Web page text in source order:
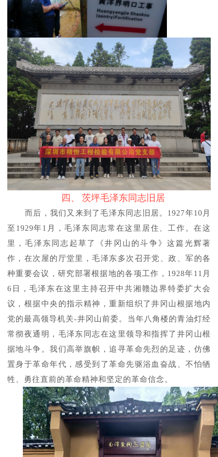
四、 茨坪毛泽东同志旧居
而后，我们又来到了毛泽东同志旧居。 1927年10月
至1929年1月，毛泽东同志常在这里居住、工作。在这
里，毛泽东同志起草了《井冈山的斗争》这篇光辉著
作，在次屋的厅堂里，毛泽东多次召开党、政、军的各
种重要会议，研究部署根据地的各项工作，1928年11月
6日，毛泽东在这里主持召开中共湘赣边界特委扩大会
议，根据中央的指示精神，重新组织了井冈山根据地内
党的最高领导机关-井冈山前委。当年八角楼的青油灯经
常彻夜通明，毛泽东同志在这里领导和指挥了井冈山根
据地斗争。我们高举旗帜，追寻革命先烈的足迹，仿佛
置身于革命年代，感受到了革命先驱浴血奋战、不怕牺
牲、勇往直前的革命精神和坚定的革命信念。